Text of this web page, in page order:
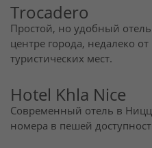
Trocadero
Простой, но удобный
центре города, недалеко
туристических мест.
Hotel Khla Nice
Современный отель в
номера в пешей